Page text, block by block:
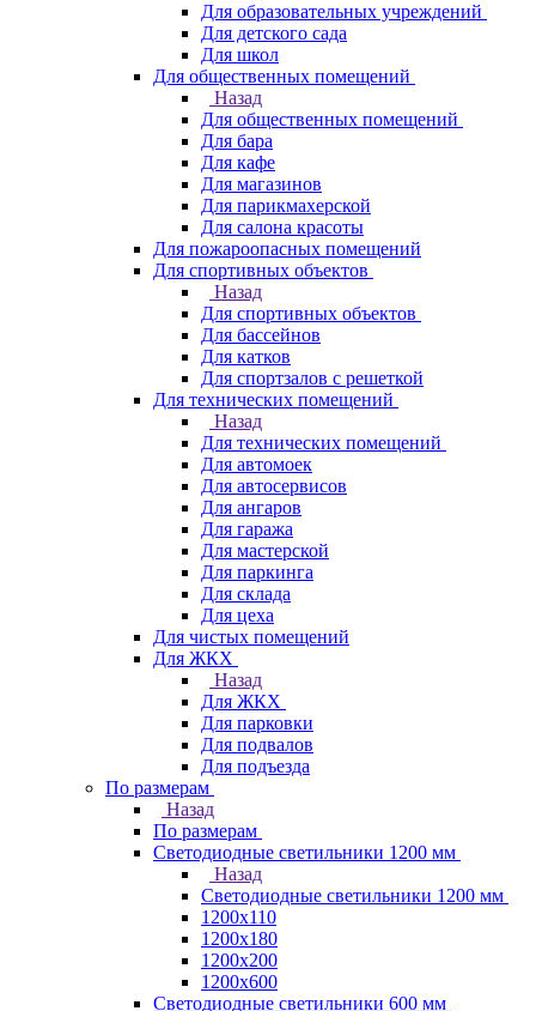
Для образовательных учреждений
Для детского сада
Для школ
Для общественных помещений
Назад
Для общественных помещений
Для бара
Для кафе
Для магазинов
Для парикмахерской
Для салона красоты
Для пожароопасных помещений
Для спортивных объектов
Назад
Для спортивных объектов
Для бассейнов
Для катков
Для спортзалов с решеткой
Для технических помещений
Назад
Для технических помещений
Для автомоек
Для автосервисов
Для ангаров
Для гаража
Для мастерской
Для паркинга
Для склада
Для цеха
Для чистых помещений
Для ЖКХ
Назад
Для ЖКХ
Для парковки
Для подвалов
Для подъезда
По размерам
Назад
По размерам
Светодиодные светильники 1200 мм
Назад
Светодиодные светильники 1200 мм
1200х110
1200х180
1200х200
1200х600
Светодиодные светильники 600 мм